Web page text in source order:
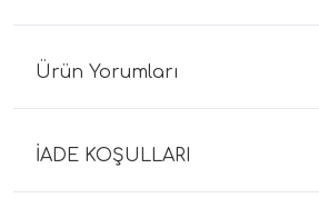
Ürün Yorumları
İADE KOŞULLARI